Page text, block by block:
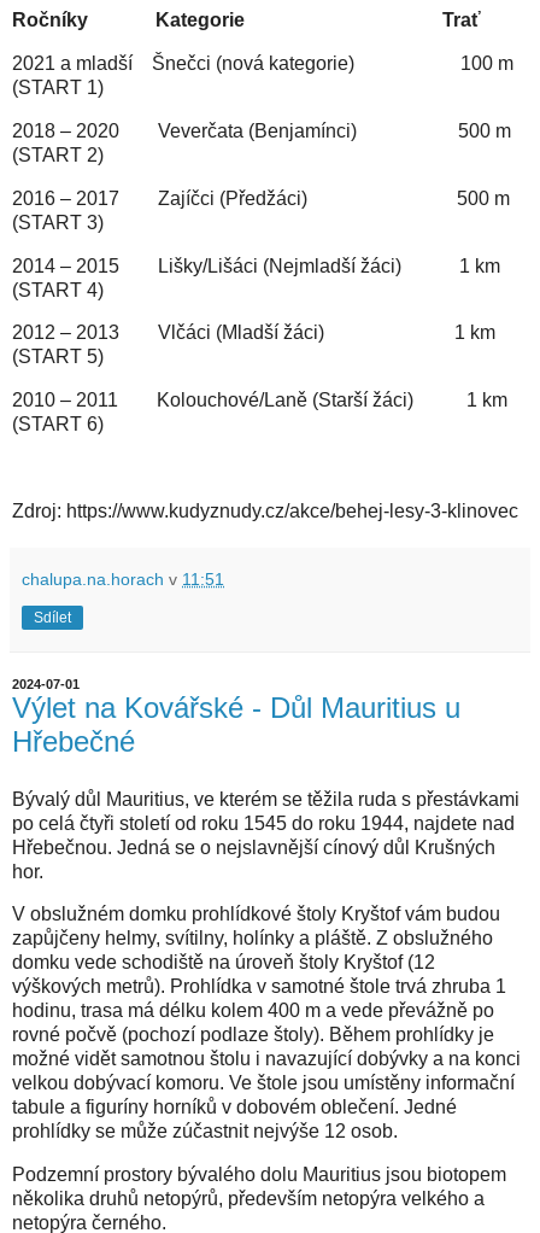
Ročníky Kategorie Trať
2021 a mladší Šnečci (nová kategorie) 100 m
(START 1)
2018 – 2020 Veverčata (Benjamínci) 500 m
(START 2)
2016 – 2017 Zajíčci (Předžáci) 500 m
(START 3)
2014 – 2015 Lišky/Lišáci (Nejmladší žáci) 1 km
(START 4)
2012 – 2013 Vlčáci (Mladší žáci) 1 km
(START 5)
2010 – 2011 Kolouchové/Laně (Starší žáci) 1 km
(START 6)
Zdroj: https://www.kudyznudy.cz/akce/behej-lesy-3-klinovec
chalupa.na.horach v 11:51
Sdílet
2024-07-01
Výlet na Kovářské - Důl Mauritius u
Hřebečné
Bývalý důl Mauritius, ve kterém se těžila ruda s přestávkami
po celá čtyři století od roku 1545 do roku 1944, najdete nad
Hřebečnou. Jedná se o nejslavnější cínový důl Krušných
hor.
V obslužném domku prohlídkové štoly Kryštof vám budou
zapůjčeny helmy, svítilny, holínky a pláště. Z obslužného
domku vede schodiště na úroveň štoly Kryštof (12
výškových metrů). Prohlídka v samotné štole trvá zhruba 1
hodinu, trasa má délku kolem 400 m a vede převážně po
rovné počvě (pochozí podlaze štoly). Během prohlídky je
možné vidět samotnou štolu i navazující dobývky a na konci
velkou dobývací komoru. Ve štole jsou umístěny informační
tabule a figuríny horníků v dobovém oblečení. Jedné
prohlídky se může zúčastnit nejvýše 12 osob.
Podzemní prostory bývalého dolu Mauritius jsou biotopem
několika druhů netopýrů, především netopýra velkého a
netopýra černého.